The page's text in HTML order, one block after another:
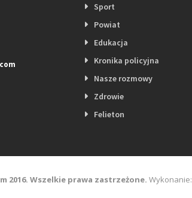
Sport
Powiat
Edukacja
Kronika policyjna
Nasze rozmowy
Zdrowie
Felieton
2016. Wszelkie prawa zastrzeżone. Wykonanie: